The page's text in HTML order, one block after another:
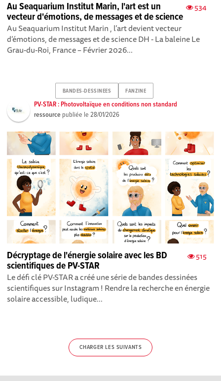
534
Au Seaquarium Institut Marin, l'art est un
vecteur d'émotions, de messages et de science
Au Seaquarium Institut Marin , l’art devient vecteur
d’émotions, de messages et de science DH - La baleine Le
Grau-du-Roi, France – Février 2026...
BANDES-DESSINEES FANZINE
PV-STAR : Photovoltaïque en conditions non standard
ressource publiée le28/01/2026
515
Décryptage de l'énergie solaire avec les BD
scientifiques de PV-STAR
Le défi clé PV-STAR a créé une série de bandes dessinées
scientifiques sur Instagram ! Rendre la recherche en énergie
solaire accessible, ludique...
CHARGER LES SUIVANTS